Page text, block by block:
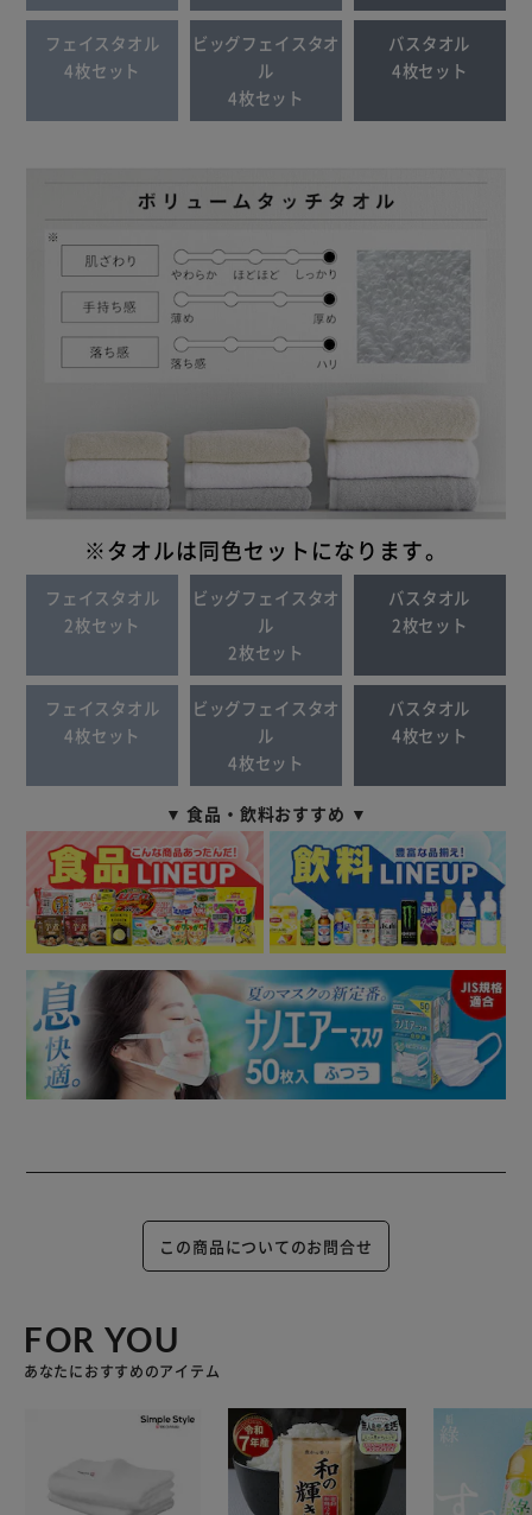
フェイスタオル
4枚セット
ビッグフェイスタオ
ル
4枚セット
バスタオル
4枚セット
※タオルは同色セットになります。
フェイスタオル
2枚セット
ビッグフェイスタオ
ル
2枚セット
バスタオル
2枚セット
フェイスタオル
4枚セット
ビッグフェイスタオ
ル
4枚セット
バスタオル
4枚セット
▼ 食品・飲料おすすめ ▼
この商品についてのお問合せ
FOR YOU
あなたにおすすめのアイテム